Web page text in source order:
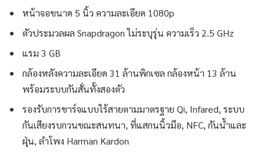
หน้าจอขนาด 5 นิ้ว ความละเอียด 1080p
ตัวประมวลผล Snapdragon ไม่ระบุรุ่น ความเร็ว 2.5 GHz
แรม 3 GB
กล้องหลังความละเอียด 31 ล้านพิกเซล กล้องหน้า 13 ล้าน
พร้อมระบบกันสั่นทั้งสองตัว
รองรับการชาร์จแบบไร้สายตามมาตรฐาย Qi, Infared, ระบบ
กันเสียงรบกวนขณะสนทนา, ที่แสกนนิ้วมือ, NFC, กันน้ำและ
ฝุ่น, ลำโพง Harman Kardon